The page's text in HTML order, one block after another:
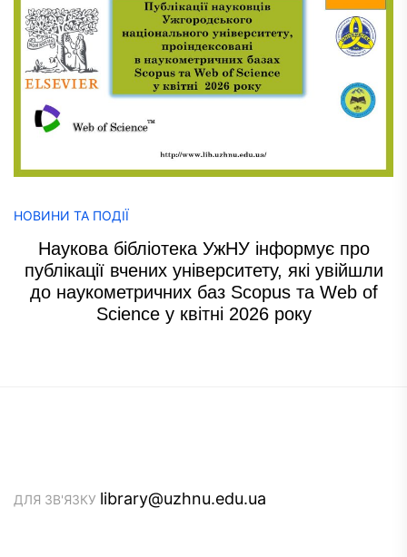
НОВИНИ ТА ПОДІЇ
Наукова бібліотека УжНУ інформує про
публікації вчених університету, які увійшли
до наукометричних баз Scopus та Web of
Science у квітні 2026 року
ДЛЯ ЗВ'ЯЗКУ library@uzhnu.edu.ua